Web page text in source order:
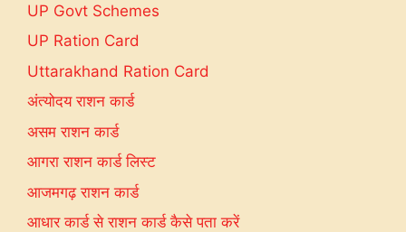
UP Govt Schemes
UP Ration Card
Uttarakhand Ration Card
अंत्योदय राशन कार्ड
असम राशन कार्ड
आगरा राशन कार्ड लिस्ट
आजमगढ़ राशन कार्ड
आधार कार्ड से राशन कार्ड कैसे पता करें